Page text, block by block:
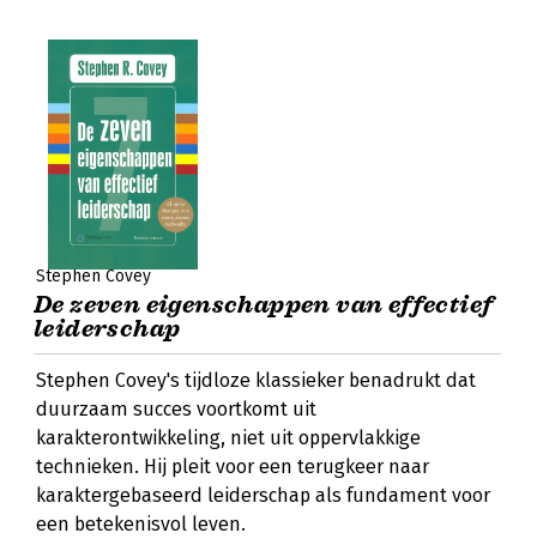
Stephen Covey
De zeven eigenschappen van effectief
leiderschap
Stephen Covey's tijdloze klassieker benadrukt dat
duurzaam succes voortkomt uit
karakterontwikkeling, niet uit oppervlakkige
technieken. Hij pleit voor een terugkeer naar
karaktergebaseerd leiderschap als fundament voor
een betekenisvol leven.